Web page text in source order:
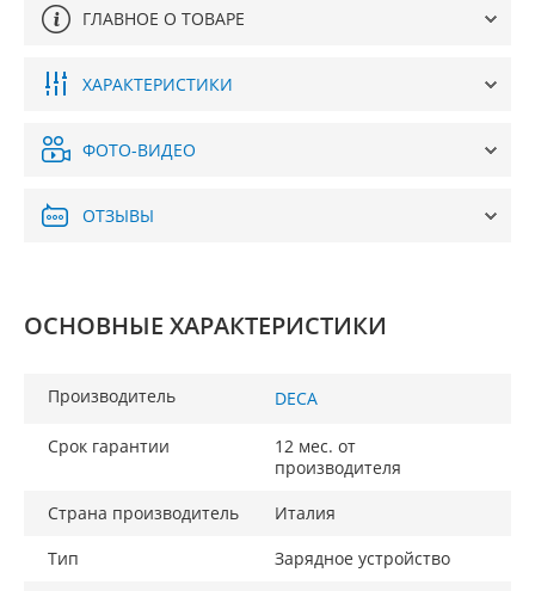
ГЛАВНОЕ О ТОВАРЕ
ХАРАКТЕРИСТИКИ
ФОТО-ВИДЕО
ОТЗЫВЫ
ОСНОВНЫЕ ХАРАКТЕРИСТИКИ
Производитель DECA
Срок гарантии
12 мес. от
производителя
Страна производитель
Италия
Тип
Зарядное устройство